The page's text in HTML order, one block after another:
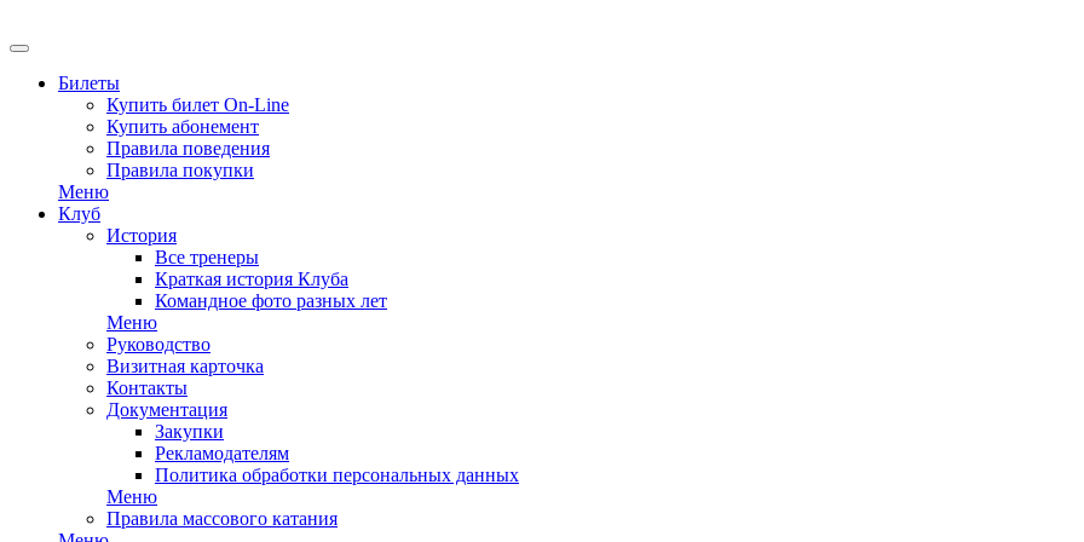
Билеты
Купить билет On-Line
Купить абонемент
Правила поведения
Правила покупки
Меню
Клуб
История
Все тренеры
Краткая история Клуба
Командное фото разных лет
Меню
Руководство
Визитная карточка
Контакты
Документация
Закупки
Рекламодателям
Политика обработки персональных данных
Меню
Правила массового катания